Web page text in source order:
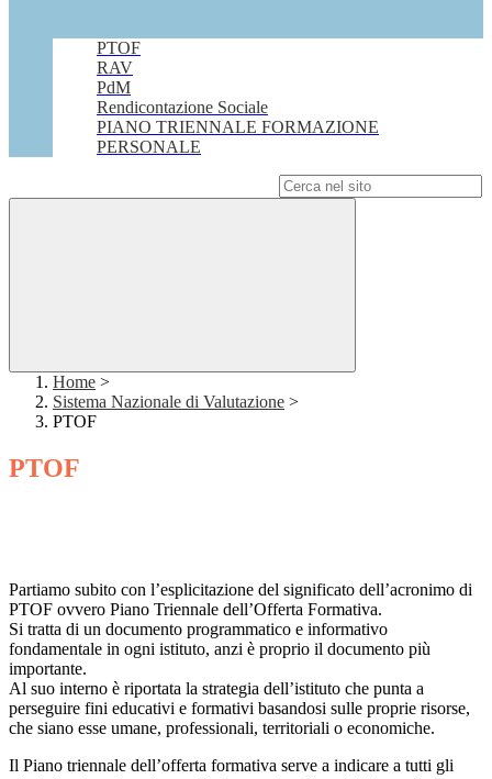
PTOF
RAV
PdM
Rendicontazione Sociale
PIANO TRIENNALE FORMAZIONE
PERSONALE
Home >
Sistema Nazionale di Valutazione >
PTOF
PTOF
Partiamo subito con l’esplicitazione del significato dell’acronimo di
PTOF ovvero Piano Triennale dell’Offerta Formativa.
Si tratta di un documento programmatico e informativo
fondamentale in ogni istituto, anzi è proprio il documento più
importante.
Al suo interno è riportata la strategia dell’istituto che punta a
perseguire fini educativi e formativi basandosi sulle proprie risorse,
che siano esse umane, professionali, territoriali o economiche.
Il Piano triennale dell’offerta formativa serve a indicare a tutti gli